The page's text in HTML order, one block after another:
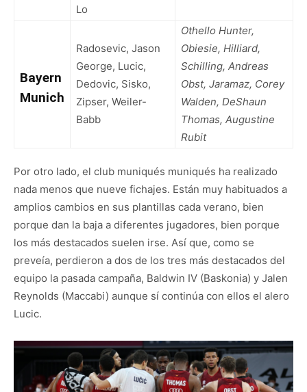
Lo
Bayern
Munich
Radosevic, Jason
George, Lucic,
Dedovic, Sisko,
Zipser, Weiler-
Babb
Othello Hunter,
Obiesie, Hilliard,
Schilling, Andreas
Obst, Jaramaz, Corey
Walden, DeShaun
Thomas, Augustine
Rubit
Por otro lado, el club muniqués muniqués ha realizado
nada menos que nueve fichajes. Están muy habituados a
amplios cambios en sus plantillas cada verano, bien
porque dan la baja a diferentes jugadores, bien porque
los más destacados suelen irse. Así que, como se
preveía, perdieron a dos de los tres más destacados del
equipo la pasada campaña, Baldwin IV (Baskonia) y Jalen
Reynolds (Maccabi) aunque sí continúa con ellos el alero
Lucic.